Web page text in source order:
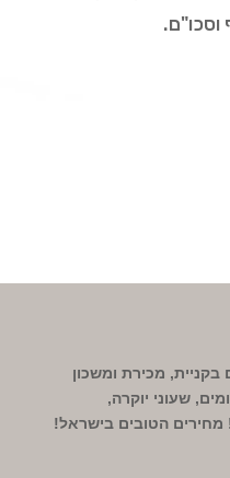
וסכו"ם.
מכירת ומשכון
שעוני יוקרה,
מחירים הטובים בישראל!